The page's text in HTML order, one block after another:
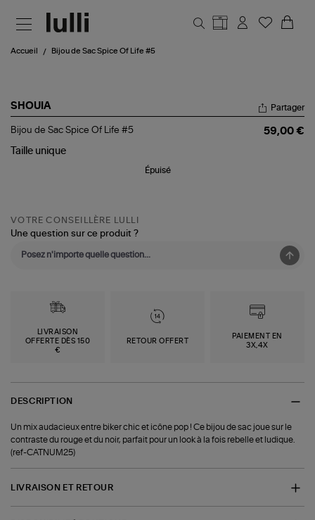
Accueil Bijou de Sac Spice Of Life #5
SHOUIA
Bijou
Sac
Partager
Bijou de Sac Spice Of Life #5
59,00 €
Taille unique
Épuisé
VOTRE CONSEILLÈRE LULLI
Une question sur ce produit ?
LIVRAISON
OFFERTE DÈS 150
€
RETOUR OFFERT
PAIEMENT EN
3X,4X
DESCRIPTION
Un mix audacieux entre biker chic et icône pop ! Ce bijou de sac joue sur le
contraste du rouge et du noir, parfait pour un look à la fois rebelle et ludique.
(ref-CATNUM25)
LIVRAISON ET RETOUR